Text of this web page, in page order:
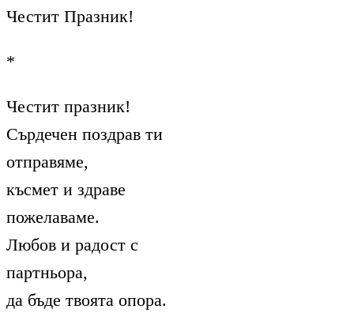
Честит Празник!
*
Честит празник!
Сърдечен поздрав ти
отправяме,
късмет и здраве
пожелаваме.
Любов и радост с
партньора,
да бъде твоята опора.